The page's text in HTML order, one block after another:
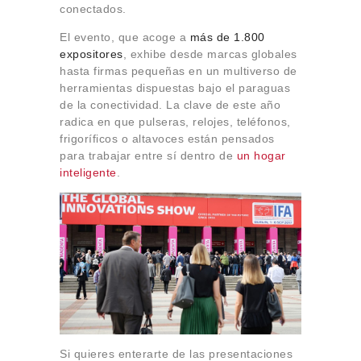
conectados.
El evento, que acoge a más de 1.800
expositores, exhibe desde marcas globales
hasta firmas pequeñas en un multiverso de
herramientas dispuestas bajo el paraguas
de la conectividad. La clave de este año
radica en que pulseras, relojes, teléfonos,
frigoríficos o altavoces están pensados
para trabajar entre sí dentro de un hogar
inteligente.
Si quieres enterarte de las presentaciones